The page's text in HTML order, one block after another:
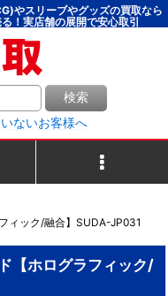
やスリーブやグッズの買取なら
！実店舗の展開で安心取引
検索
ないお客様へ
ィック/融合】SUDA-JP031
【ホログラフィック/